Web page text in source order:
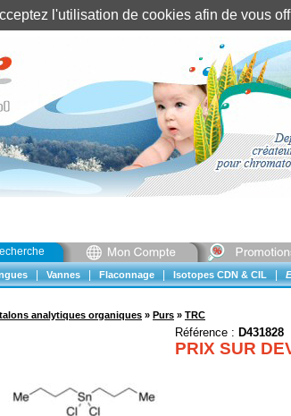
Vannes Flaconnage Isotopes CDN & CIL
analytiques organiques » Purs » TRC
Référence : D431828
PRIX SUR
l'utilisation de cookies afin de vous